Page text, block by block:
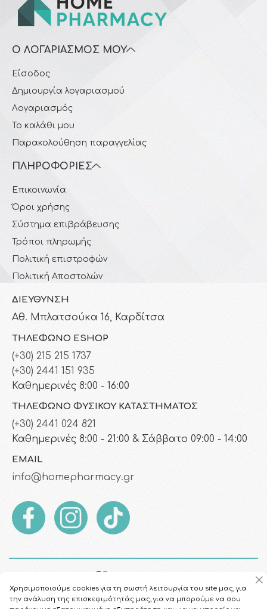
Ο ΛΟΓΑΡΙΑΣΜΌΣ ΜΟΥ
Είσοδος
Δημιουργία λογαριασμού
Λογαριασμός
Το καλάθι μου
Παρακολούθηση παραγγελίας
ΠΛΗΡΟΦΟΡΊΕΣ
Επικοινωνία
Όροι χρήσης
Σύστημα επιβράβευσης
Τρόποι πληρωμής
Πολιτική επιστροφών
Πολιτική Αποστολών
ΔΙΕΎΘΥΝΣΗ
Αθ. Μπλατσούκα 16, Καρδίτσα
ΤΗΛΈΦΩΝΟ ESHOP
(+30) 215 215 1737
(+30) 2441 151 935
Καθημερινές 8:00 - 16:00
ΤΗΛΈΦΩΝΟ ΦΥΣΙΚΟΎ ΚΑΤΑΣΤΉΜΑΤΟΣ
(+30) 2441 024 821
Καθημερινές 8:00 - 21:00 & Σάββατο 09:00 - 14:00
EMAIL
info@homepharmacy.gr
Χρησιμοποιούμε cookies για τη σωστή λειτουργία του site μας, για
την ανάλυση της επισκεψιμότητάς μας, για να μπορούμε να σου